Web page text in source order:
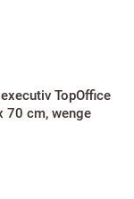
TopOffice
70 cm, wenge